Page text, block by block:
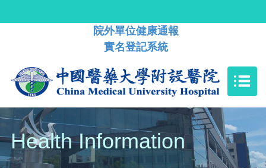
院外單位健康通報
實名登記系統
Health Information